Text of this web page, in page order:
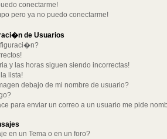
conectarme!
pero ya no puedo conectarme!
de Usuarios
y las horas siguen siendo incorrectas!
lista!
debajo de mi nombre de usuario?
para enviar un correo a un usuario me pide
en un Tema o en un foro?